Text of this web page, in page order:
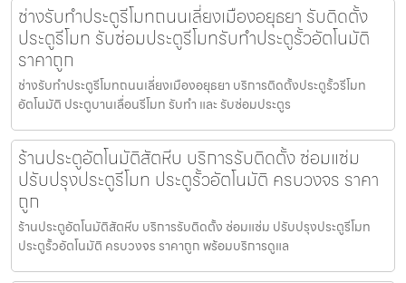
ช่างรับทำประตูรีโมทถนนเลี่ยงเมืองอยุธยา รับติดตั้ง
ประตูรีโมท รับซ่อมประตูรีโมทรับทำประตูรั้วอัตโนมัติ
ราคาถูก
ช่างรับทำประตูรีโมทถนนเลี่ยงเมืองอยุธยา บริการติดตั้งประตูรั้วรีโมท
อัตโนมัติ ประตูบานเลื่อนรีโมท รับทำ และ รับซ่อมประตูร
ร้านประตูอัตโนมัติสัตหีบ บริการรับติดตั้ง ซ่อมแซ่ม
ปรับปรุงประตูรีโมท ประตูรั้วอัตโนมัติ ครบวงจร ราคา
ถูก
ร้านประตูอัตโนมัติสัตหีบ บริการรับติดตั้ง ซ่อมแซ่ม ปรับปรุงประตูรีโมท
ประตูรั้วอัตโนมัติ ครบวงจร ราคาถูก พร้อมบริการดูแล